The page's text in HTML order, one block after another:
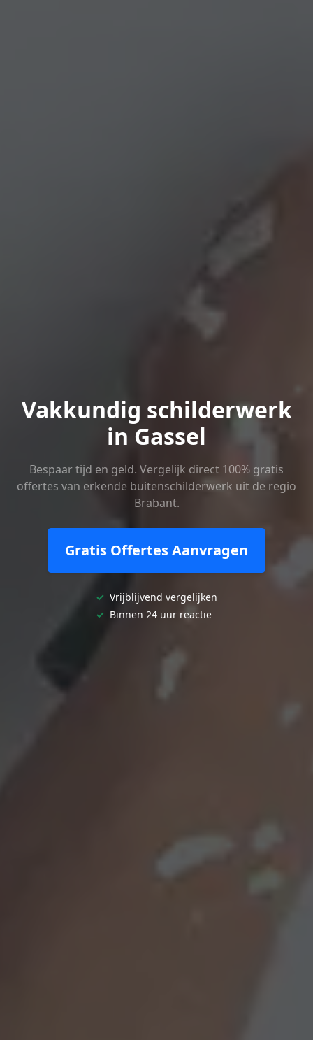
Vakkundig schilderwerk
in Gassel
Bespaar tijd en geld. Vergelijk direct 100% gratis
offertes van erkende buitenschilderwerk uit de regio
Brabant.
Gratis Offertes Aanvragen
✓ Vrijblijvend vergelijken
✓ Binnen 24 uur reactie